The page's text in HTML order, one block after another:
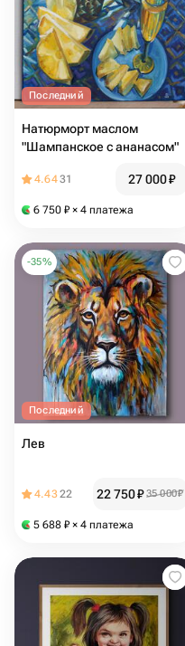
Последний
Натюрморт маслом
"Шампанское с ананасом"
4.6431 27 000₽
6 750 ₽ × 4 платежа
-35%
Последний
Лев
4.4322 22 750₽ 35 000₽
5 688 ₽ × 4 платежа